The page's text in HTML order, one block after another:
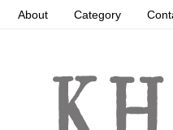
About Category